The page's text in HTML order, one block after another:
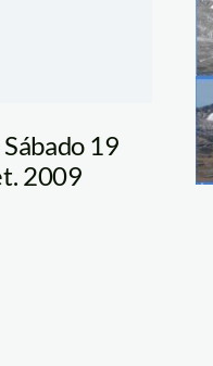
19
2009